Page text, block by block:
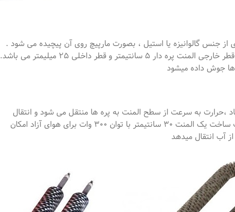
گالوانیزه یا استیل ، بصورت مارپیچ روی آن پیچیده می شود .
تعداد پره ها در هر اینچ در المنت ها باید بین 4 تا 5 بوده و قطر خارجی المنت پره دار 5 سانتیمتر و قطر داخلی 25 میلیمتر می باشد.
ها جوش داده میشود
،حرارت به سرعت از سطح المنت به پره ها منتقل می شود و انتقال
حرارت به هوای مجاور سریع تر صورت می گیرد. به این ترتیب ساخت یک المنت 30 سانتیمتر با توان 300 وات برای هوای آزاد امکان
آب انتقال میدهد